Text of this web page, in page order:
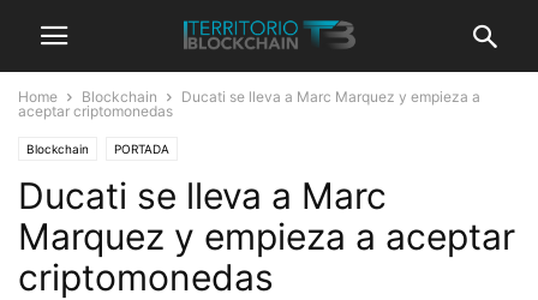
Home Blockchain
Ducati se lleva a Marc Marquez y empieza a
aceptar criptomonedas
Blockchain PORTADA
Ducati se lleva a Marc
Marquez y empieza a aceptar
criptomonedas